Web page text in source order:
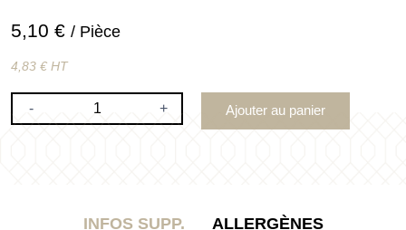
5,10 € / Pièce
4,83 € HT
- + Ajouter au panier
INFOS SUPP. ALLERGÈNES